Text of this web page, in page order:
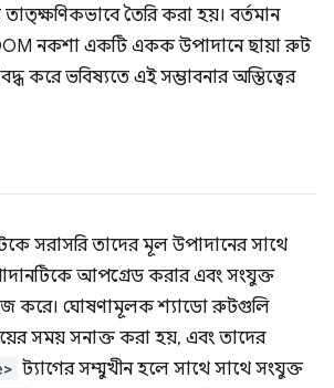
তৈরি করা হয়। বর্তমান
নকশা একটি একক উপাদানে ছায়া রুট
করে ভবিষ্যতে এই সম্ভাবনার অস্তিত্বের
সরাসরি তাদের মূল উপাদানের সাথে
আপগ্রেড করার এবং সংযুক্ত
করে। ঘোষণামূলক শ্যাডো রুটগুলি
সময় সনাক্ত করা হয়, এবং তাদের
ট্যাগের সম্মুখীন হলে সাথে সাথে সংযুক্ত